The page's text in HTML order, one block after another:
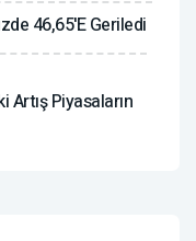
46,65'e Geriledi
Piyasaların